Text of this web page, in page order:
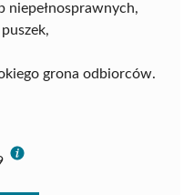
niepełnosprawnych,
grona odbiorców.